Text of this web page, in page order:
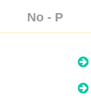
No - P